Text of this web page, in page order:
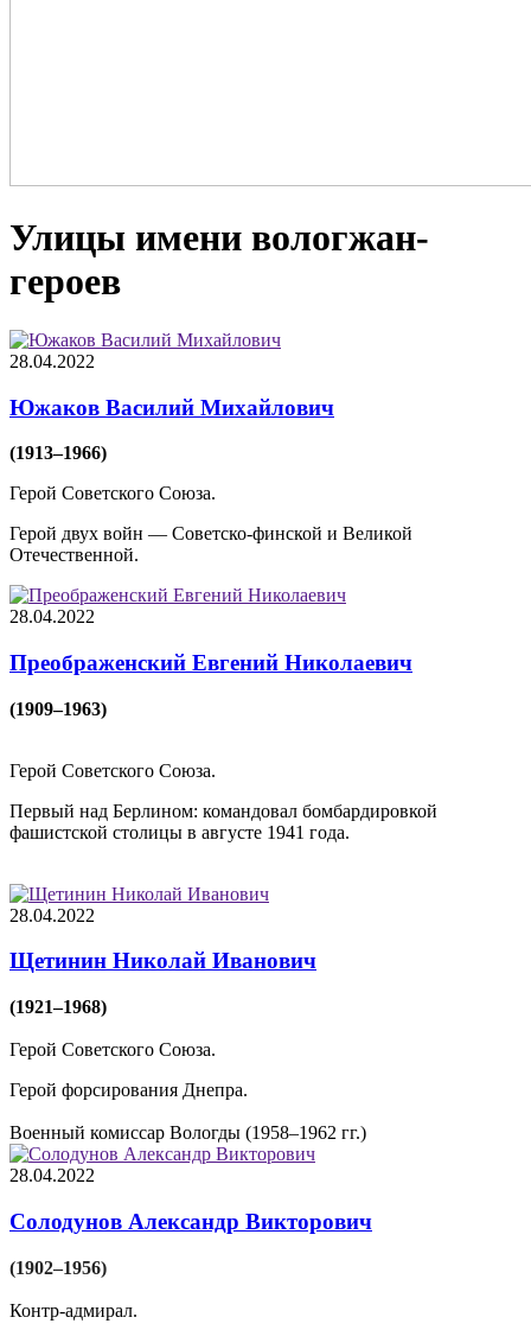
Улицы имени вологжан-
героев
28.04.2022
Южаков Василий Михайлович
(1913–1966)
Герой Советского Союза.
Герой двух войн — Советско-финской и Великой
Отечественной.
28.04.2022
Преображенский Евгений Николаевич
(1909–1963)
Герой Советского Союза.
Первый над Берлином: командовал бомбардировкой
фашистской столицы в августе 1941 года.
28.04.2022
Щетинин Николай Иванович
(1921–1968)
Герой Советского Союза.
Герой форсирования Днепра.
Военный комиссар Вологды (1958–1962 гг.)
28.04.2022
Солодунов Александр Викторович
(1902–1956)
Контр-адмирал.